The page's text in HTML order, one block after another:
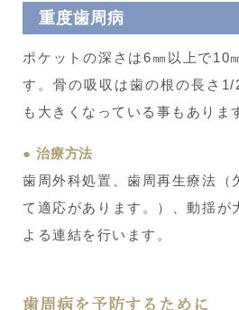
重度歯周病
ポケットの深さは6㎜以上で10
す。骨の吸収は歯の根の長さ
も大きくなっている事もありま
治療方法
歯周外科処置、歯周再生療法（
て適応があります。）、動揺が
よる連結を行います。
歯周病を予防するために